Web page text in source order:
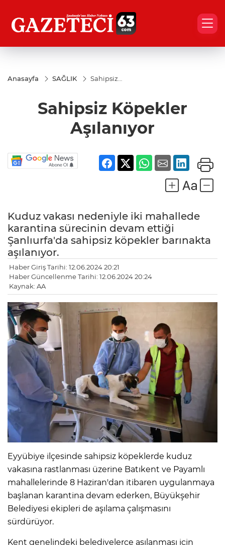
Anasayfa SAĞLIK
Sahipsiz
Sahipsiz Köpekler
Aşılanıyor
Kuduz vakası nedeniyle iki mahallede
karantina sürecinin devam ettiği
Şanlıurfa'da sahipsiz köpekler barınakta
aşılanıyor.
Haber Giriş Tarihi: 12.06.2024 20:21
Haber Güncellenme Tarihi: 12.06.2024 20:24
Kaynak: AA
Eyyübiye ilçesinde sahipsiz köpeklerde kuduz
vakasına rastlanması üzerine Batıkent ve Payamlı
mahallelerinde 8 Haziran'dan itibaren uygulanmaya
başlanan karantina devam ederken, Büyükşehir
Belediyesi ekipleri de aşılama çalışmasını
sürdürüyor.
Kent genelindeki belediyelerce aşılanması için